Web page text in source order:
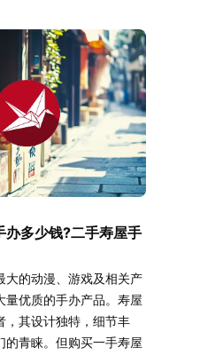
办多少钱?二手寿屋手
大的动漫、游戏及相关产
量优质的手办产品。寿屋
，其设计独特，细节丰
的青睐。但购买一手寿屋